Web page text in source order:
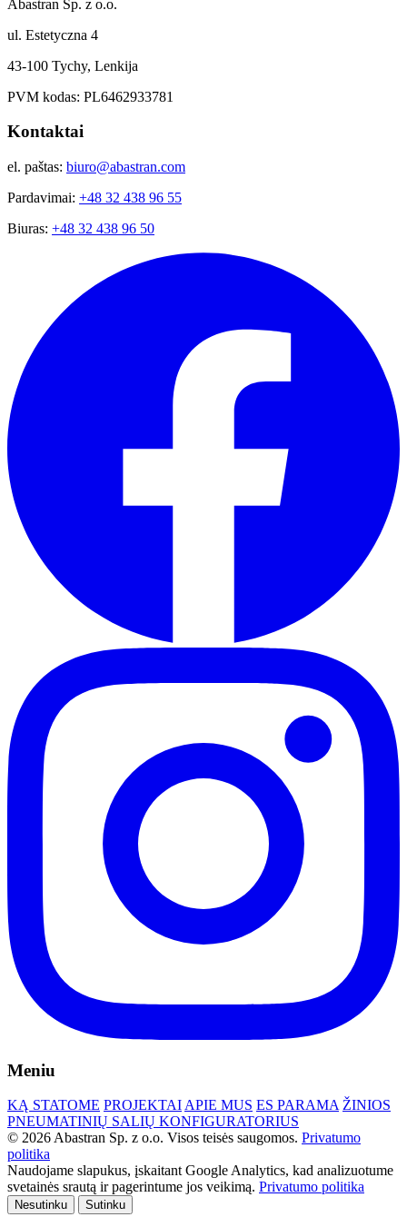
Abastran Sp. z o.o.
ul. Estetyczna 4
43-100 Tychy, Lenkija
PVM kodas: PL6462933781
Kontaktai
el. paštas: biuro@abastran.com
Pardavimai: +48 32 438 96 55
Biuras: +48 32 438 96 50
Meniu
KĄ STATOME PROJEKTAIAPIE MUS ES PARAMA ŽINIOS
PNEUMATINIŲ SALIŲ KONFIGURATORIUS
© 2026 Abastran Sp. z o.o. Visos teisės saugomos. Privatumo
politika
Naudojame slapukus, įskaitant Google Analytics, kad analizuotume
svetainės srautą ir pagerintume jos veikimą. Privatumo politika
Nesutinku Sutinku